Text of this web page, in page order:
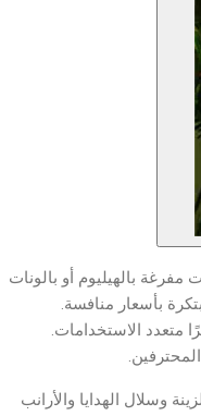
بالهيليوم أو بالونات
بأسعار منافسة.
متعدد الاستخدامات.
وسلال الهدايا والأرانب